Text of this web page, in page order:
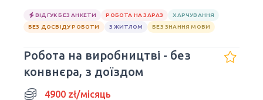
ВІДГУК БЕЗ АНКЕТИ РОБОТА НА ЗАРАЗ
ХАРЧУВАННЯ
БЕЗ ДОСВІДУ РОБОТИ
З ЖИТЛОМ БЕЗ ЗНАННЯ МОВИ
Робота на виробництві - без
конвнєра, з доїздом
4900 zł/місяць